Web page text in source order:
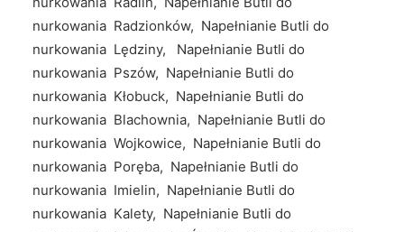
nurkowania Radzionków, Napełnianie Butli do
nurkowania Lędziny, Napełnianie Butli do
nurkowania Pszów, Napełnianie Butli do
nurkowania Kłobuck, Napełnianie Butli do
nurkowania Blachownia, Napełnianie Butli do
nurkowania Wojkowice, Napełnianie Butli do
nurkowania Poręba, Napełnianie Butli do
nurkowania Imielin, Napełnianie Butli do
nurkowania Kalety, Napełnianie Butli do